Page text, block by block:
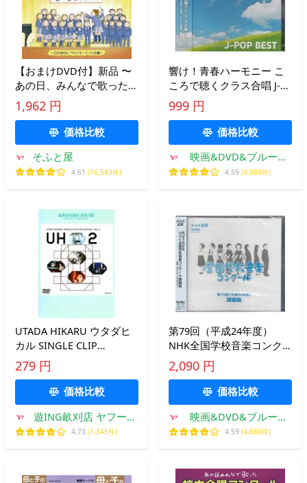
【おまけDVD付】新品 〜
あの日、みんなで歌った〜
校内合唱コンクール名曲
集/ オムニバス (CD)
KICG749-KING
1,962 円
価格比較
そふと屋
4.61 (16,543件)
響け！青春ハーモニー こ
ころで聴くクラス合唱 J-
POP BEST (CD) [999円
SALE][送料無料]
999 円
価格比較
映画&DVD&ブルーレ
イならSORA
4.59 (4,880件)
UTADA HIKARU ウタダヒ
カル SINGLE CLIP
COLLECTION 2 中古 DVD
279 円
価格比較
遊ING畝刈店 ヤフーシ
ョップ
4.73 (1,345件)
第79回（平成24年度）
NHK全国学校音楽コンク
ール課題曲 (CD) [送料無
料]
2,090 円
価格比較
映画&DVD&ブルーレ
イならSORA
4.59 (4,880件)